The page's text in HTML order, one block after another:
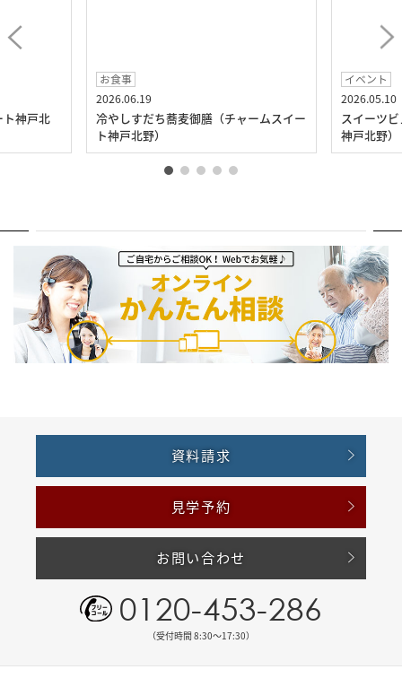
神戸北
お食事
2026.06.19
冷やしすだち蕎麦御膳（チャームスイー
ト神戸北野）
イベント
2026.05.10
スイーツ
神戸北野）
資料請求
見学予約
お問い合わせ
0120-453-286
（受付時間 8:30〜17:30）